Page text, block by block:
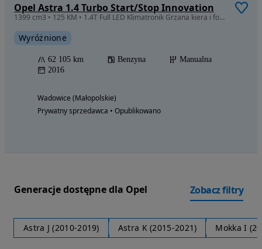
Opel Astra 1.4 Turbo Start/Stop Innovation
1399 cm3 • 125 KM • 1.4T Full LED Klimatronik Grzana kiera i fotele NISKI przebieg PIĘKNA
Wyróżnione
62 105 km Benzyna
Manualna
2016
Wadowice (Małopolskie)
Prywatny sprzedawca • Opublikowano
Generacje dostępne dla Opel Zobacz filtry
Astra J (2010-2019) Astra K (2015-2021) Mokka I